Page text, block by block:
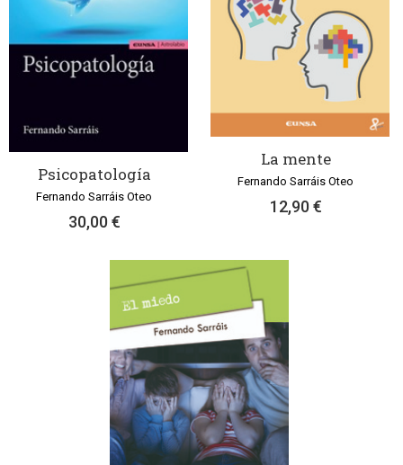
Psicopatología
Fernando Sarráis Oteo
30,00 €
La mente
Fernando Sarráis Oteo
12,90 €